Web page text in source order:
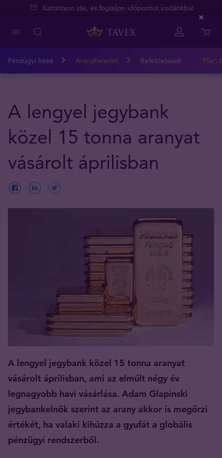
Kattintson ide, és foglaljon időpontot irodánkba!
Pénzügyi hírek Aranykereslet Befektetések Piaci
A lengyel jegybank
közel 15 tonna aranyat
vásárolt áprilisban
A lengyel jegybank közel 15 tonna aranyat
vásárolt áprilisban, ami az elmúlt négy év
legnagyobb havi vásárlása. Adam Glapinski
jegybankelnök szerint az arany akkor is megőrzi
értékét, ha valaki kihúzza a gyufát a globális
pénzügyi rendszerből.
Close